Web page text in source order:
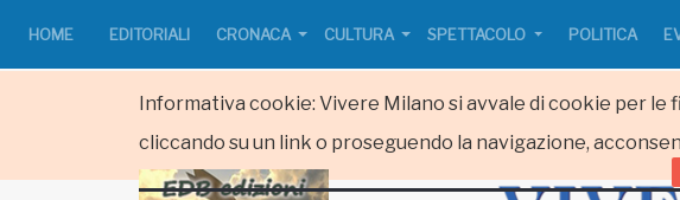
Informativa cookie: Vivere Milano si avvale di cookie per
cliccando su un link o proseguendo la navigazione,
HOME EDITORIALI CRONACA CULTURA SPETTACOLO POLITICA